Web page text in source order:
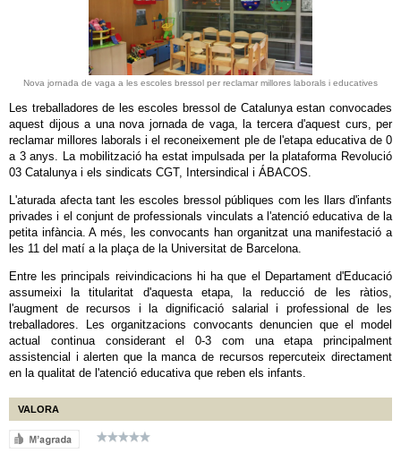
Nova jornada de vaga a les escoles bressol per reclamar millores laborals i educatives
Les treballadores de les escoles bressol de Catalunya estan convocades
aquest dijous a una nova jornada de vaga, la tercera d'aquest curs, per
reclamar millores laborals i el reconeixement ple de l'etapa educativa de 0
a 3 anys. La mobilització ha estat impulsada per la plataforma Revolució
03 Catalunya i els sindicats CGT, Intersindical i ÁBACOS.
L'aturada afecta tant les escoles bressol públiques com les llars d'infants
privades i el conjunt de professionals vinculats a l'atenció educativa de la
petita infància. A més, les convocants han organitzat una manifestació a
les 11 del matí a la plaça de la Universitat de Barcelona.
Entre les principals reivindicacions hi ha que el Departament d'Educació
assumeixi la titularitat d'aquesta etapa, la reducció de les ràtios,
l'augment de recursos i la dignificació salarial i professional de les
treballadores. Les organitzacions convocants denuncien que el model
actual continua considerant el 0-3 com una etapa principalment
assistencial i alerten que la manca de recursos repercuteix directament
en la qualitat de l'atenció educativa que reben els infants.
VALORA